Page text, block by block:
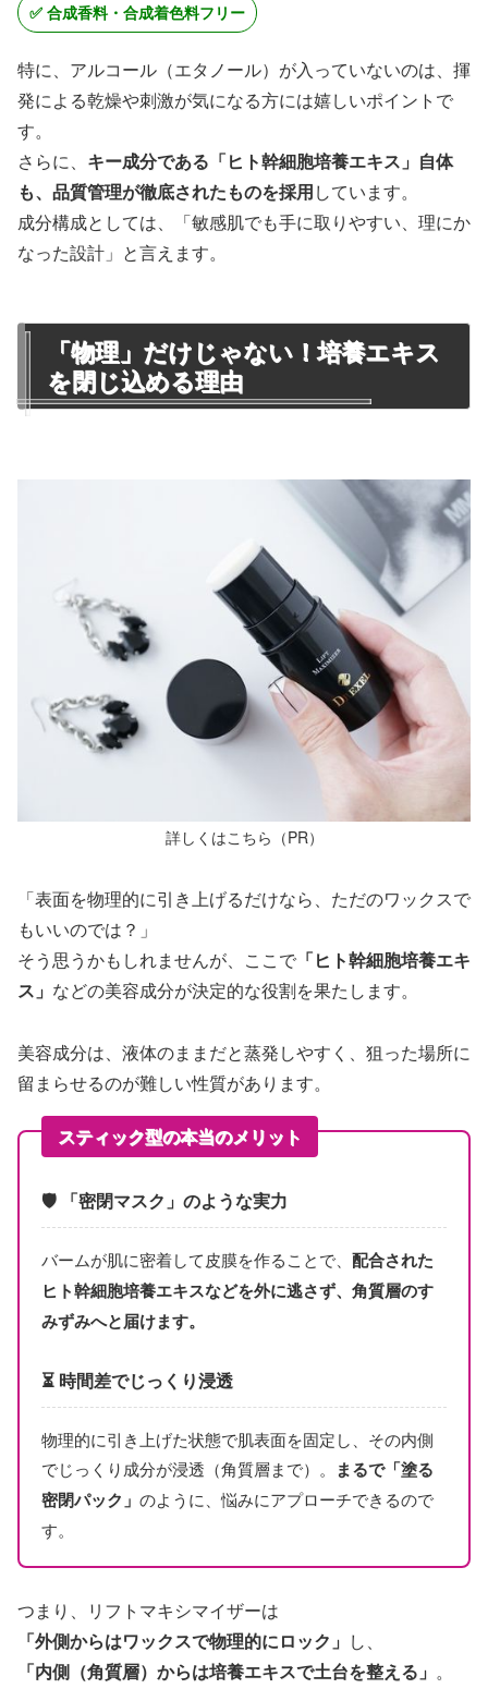
✅ 合成香料・合成着色料フリー
特に、アルコール（エタノール）が入っていないのは、揮
発による乾燥や刺激が気になる方には嬉しいポイントで
す。
さらに、 キー成分である「ヒト幹細胞培養エキス」自体
も、品質管理が徹底されたものを採用しています。
成分構成としては、「敏感肌でも手に取りやすい、理にか
なった設計」と言えます。
「物理」だけじゃない！培養エキス
を閉じ込める理由
詳しくはこちら（PR）
「表面を物理的に引き上げるだけなら、ただのワックスで
もいいのでは？」
そう思うかもしれませんが、ここで「ヒト幹細胞培養エキ
ス」 などの美容成分が決定的な役割を果たします。
美容成分は、液体のままだと蒸発しやすく、狙った場所に
留まらせるのが難しい性質があります。
スティック型の本当のメリット
🛡️ 「密閉マスク」のような実力
バームが肌に密着して皮膜を作ることで、 配合された
ヒト幹細胞培養エキスなどを外に逃さず、角質層のす
みずみへと届けます。
⏳ 時間差でじっくり浸透
物理的に引き上げた状態で肌表面を固定し、その内側
でじっくり成分が浸透（角質層まで）。
まるで「塗る
密閉パック」 のように、悩みにアプローチできるので
す。
つまり、リフトマキシマイザーは
「外側からはワックスで物理的にロック」 し、
「内側（角質層）からは培養エキスで土台を整える」 。